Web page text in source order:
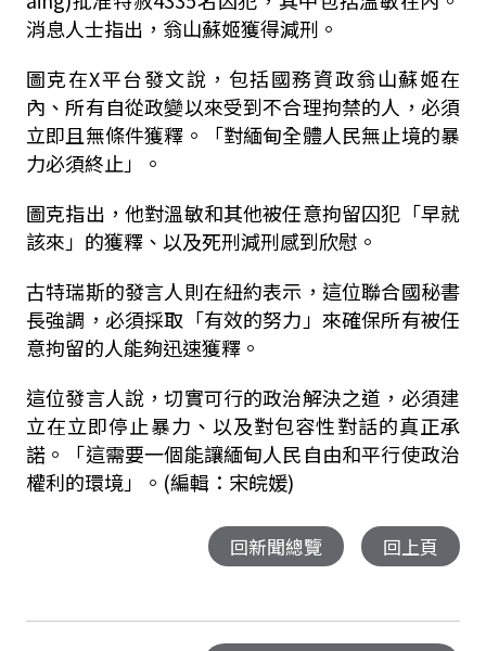
消息人士指出，翁山蘇姬獲得減刑。
圖克在X平台發文說，包括國務資政翁山蘇姬在
內、所有自從政變以來受到不合理拘禁的人，必須
立即且無條件獲釋。「對緬甸全體人民無止境的暴
力必須終止」。
圖克指出，他對溫敏和其他被任意拘留囚犯「早就
該來」的獲釋、以及死刑減刑感到欣慰。
古特瑞斯的發言人則在紐約表示，這位聯合國秘書
長強調，必須採取「有效的努力」來確保所有被任
意拘留的人能夠迅速獲釋。
這位發言人說，切實可行的政治解決之道，必須建
立在立即停止暴力、以及對包容性對話的真正承
諾。「這需要一個能讓緬甸人民自由和平行使政治
權利的環境」。(編輯：宋皖媛)
回新聞總覽 回上頁